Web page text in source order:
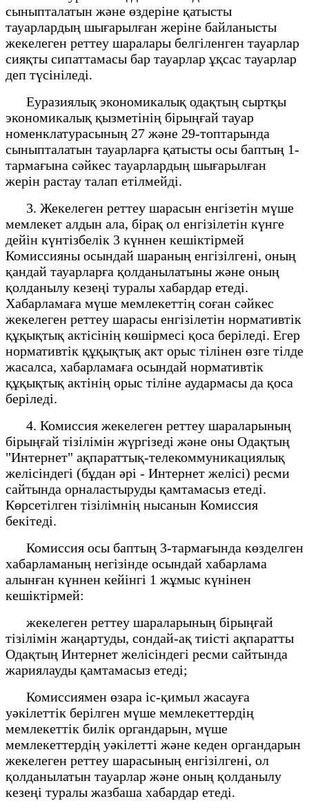
сыныпталатын және өздеріне қатысты
тауарлардың шығарылған жеріне байланысты
жекелеген реттеу шаралары белгіленген тауарлар
сияқты сипаттамасы бар тауарлар ұқсас тауарлар
деп түсініледі.
Еуразиялық экономикалық одақтың сыртқы
экономикалық қызметінің бірыңғай тауар
номенклатурасының 27 және 29-топтарында
сыныпталатын тауарларға қатысты осы баптың 1-
тармағына сәйкес тауарлардың шығарылған
жерін растау талап етілмейді.
3. Жекелеген реттеу шарасын енгізетін мүше
мемлекет алдын ала, бірақ ол енгізілетін күнге
дейін күнтізбелік 3 күннен кешіктірмей
Комиссияны осындай шараның енгізілгені, оның
қандай тауарларға қолданылатыны және оның
қолданылу кезеңі туралы хабардар етеді.
Хабарламаға мүше мемлекеттің соған сәйкес
жекелеген реттеу шарасы енгізілетін нормативтік
құқықтық актісінің көшірмесі қоса беріледі. Егер
нормативтік құқықтық акт орыс тілінен өзге тілде
жасалса, хабарламаға осындай нормативтік
құқықтық актінің орыс тіліне аудармасы да қоса
беріледі.
4. Комиссия жекелеген реттеу шараларының
бірыңғай тізілімін жүргізеді және оны Одақтың
"Интернет" ақпараттық-телекоммуникациялық
желісіндегі (бұдан әрі - Интернет желісі) ресми
сайтында орналастыруды қамтамасыз етеді.
Көрсетілген тізілімнің нысанын Комиссия
бекітеді.
Комиссия осы баптың 3-тармағында көзделген
хабарламаның негізінде осындай хабарлама
алынған күннен кейінгі 1 жұмыс күнінен
кешіктірмей:
жекелеген реттеу шараларының бірыңғай
тізілімін жаңартуды, сондай-ақ тиісті ақпаратты
Одақтың Интернет желісіндегі ресми сайтында
жариялауды қамтамасыз етеді;
Комиссиямен өзара іс-қимыл жасауға
уәкілеттік берілген мүше мемлекеттердің
мемлекеттік билік органдарын, мүше
мемлекеттердің уәкілетті және кеден органдарын
жекелеген реттеу шарасының енгізілгені, ол
қолданылатын тауарлар және оның қолданылу
кезеңі туралы жазбаша хабардар етеді.